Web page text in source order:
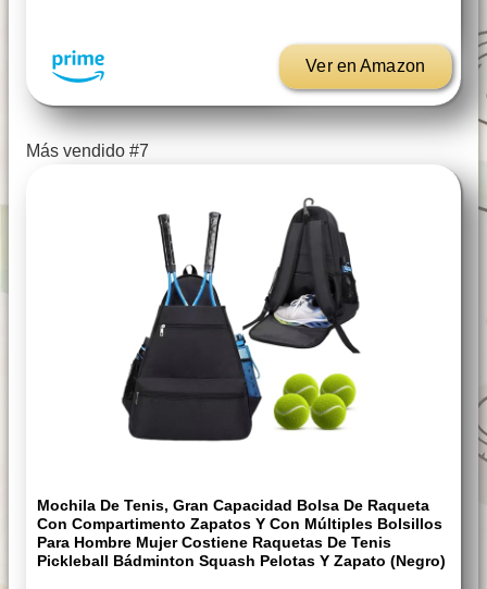
Ver en Amazon
Más vendido #7
Mochila De Tenis, Gran Capacidad Bolsa De Raqueta
Con Compartimento Zapatos Y Con Múltiples Bolsillos
Para Hombre Mujer Costiene Raquetas De Tenis
Pickleball Bádminton Squash Pelotas Y Zapato (negro)